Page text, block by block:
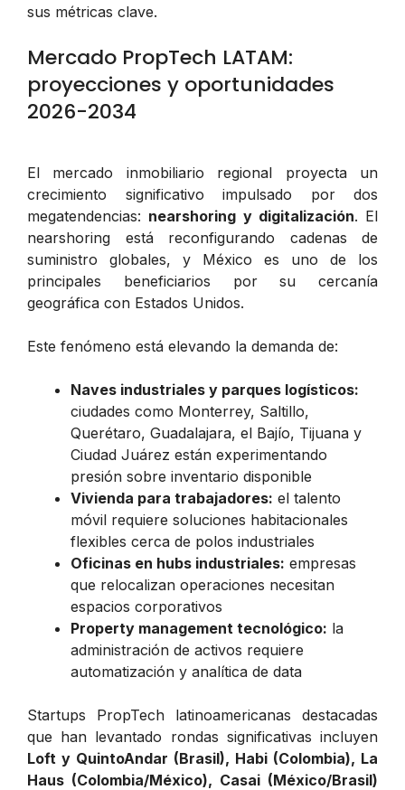
sus métricas clave.
Mercado PropTech LATAM:
proyecciones y oportunidades
2026-2034
El mercado inmobiliario regional proyecta un
crecimiento significativo impulsado por dos
megatendencias: nearshoring y digitalización. El
nearshoring está reconfigurando cadenas de
suministro globales, y México es uno de los
principales beneficiarios por su cercanía
geográfica con Estados Unidos.
Este fenómeno está elevando la demanda de:
Naves industriales y parques logísticos:
ciudades como Monterrey, Saltillo,
Querétaro, Guadalajara, el Bajío, Tijuana y
Ciudad Juárez están experimentando
presión sobre inventario disponible
Vivienda para trabajadores: el talento
móvil requiere soluciones habitacionales
flexibles cerca de polos industriales
Oficinas en hubs industriales: empresas
que relocalizan operaciones necesitan
espacios corporativos
Property management tecnológico: la
administración de activos requiere
automatización y analítica de data
Startups PropTech latinoamericanas destacadas
que han levantado rondas significativas incluyen
Loft y QuintoAndar (Brasil), Habi (Colombia), La
Haus (Colombia/México), Casai (México/Brasil)